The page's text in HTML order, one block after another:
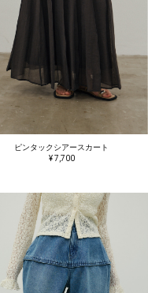
ピンタックシアースカート
¥ 7,700